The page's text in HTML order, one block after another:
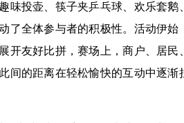
味投壶、筷子夹乒乓球、欢乐套鹅
了全体参与者的积极性。活动伊始
开友好比拼，赛场上，商户、居民
间的距离在轻松愉快的互动中逐渐